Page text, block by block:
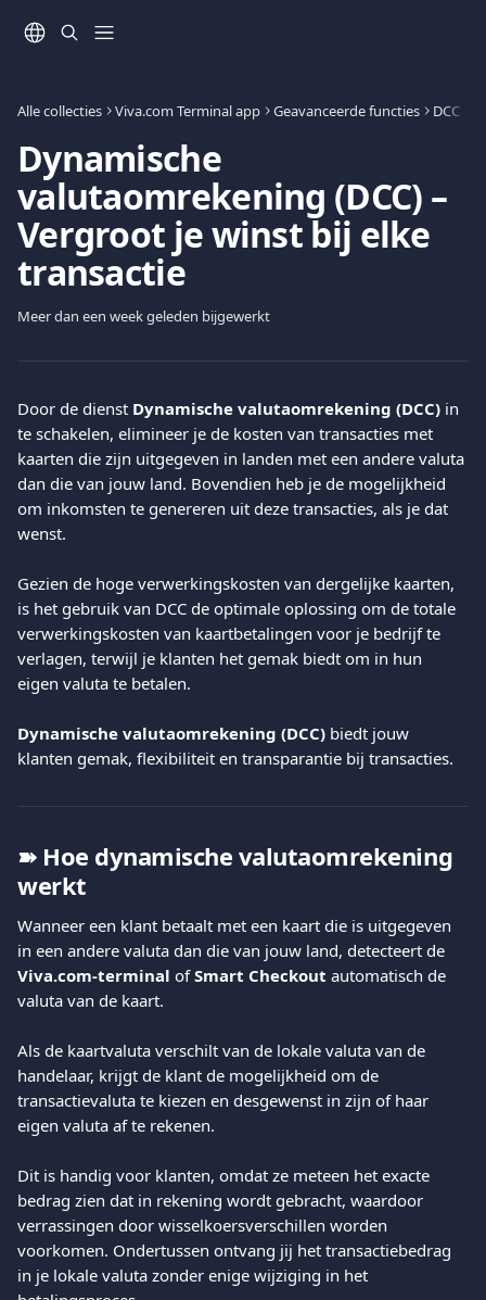
Alle collecties Viva.com Terminal app Geavanceerde functies DCC
Dynamische
valutaomrekening (DCC) –
Vergroot je winst bij elke
transactie
Meer dan een week geleden bijgewerkt
Door de dienst Dynamische valutaomrekening (DCC) in
te schakelen, elimineer je de kosten van transacties met
kaarten die zijn uitgegeven in landen met een andere valuta
dan die van jouw land. Bovendien heb je de mogelijkheid
om inkomsten te genereren uit deze transacties, als je dat
wenst.
Gezien de hoge verwerkingskosten van dergelijke kaarten,
is het gebruik van DCC de optimale oplossing om de totale
verwerkingskosten van kaartbetalingen voor je bedrijf te
verlagen, terwijl je klanten het gemak biedt om in hun
eigen valuta te betalen.
Dynamische valutaomrekening (DCC) biedt jouw
klanten gemak, flexibiliteit en transparantie bij transacties.
➽ Hoe dynamische valutaomrekening
werkt
Wanneer een klant betaalt met een kaart die is uitgegeven
in een andere valuta dan die van jouw land, detecteert de
Viva.com-terminal of Smart Checkout automatisch de
valuta van de kaart.
Als de kaartvaluta verschilt van de lokale valuta van de
handelaar, krijgt de klant de mogelijkheid om de
transactievaluta te kiezen en desgewenst in zijn of haar
eigen valuta af te rekenen.
Dit is handig voor klanten, omdat ze meteen het exacte
bedrag zien dat in rekening wordt gebracht, waardoor
verrassingen door wisselkoersverschillen worden
voorkomen. Ondertussen ontvang jij het transactiebedrag
in je lokale valuta zonder enige wijziging in het